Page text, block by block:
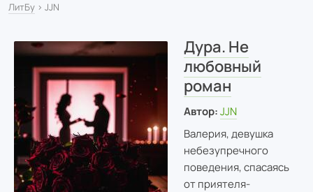
ЛитБу › JJN
Дура. Не
любовный
роман
Автор: JJN
Валерия, девушка
небезупречного
поведения, спасаясь
от приятеля-